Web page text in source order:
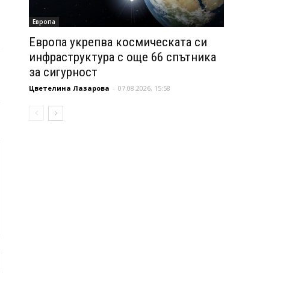
Европа
Европа укрепва космическата си
инфраструктура с още 66 спътника
за сигурност
Цветелина Лазарова - 07.08.2026, 15:58